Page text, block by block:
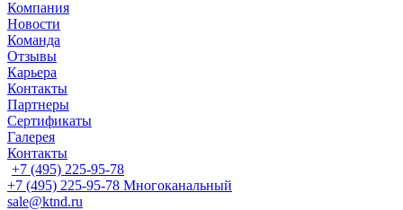
Компания
Новости
Команда
Отзывы
Карьера
Контакты
Партнеры
Сертификаты
Галерея
Контакты
+7 (495) 225-95-78
+7 (495) 225-95-78 Многоканальный
sale@ktnd.ru